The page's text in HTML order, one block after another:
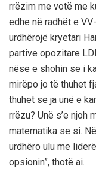
rrëzim me votë me
edhe në radhët e
urdhërojë kryetari
partive opozitare
nëse e shohin se i
mirëpo jo të thuhet
thuhet se ja unë e
rrëzu? Unë s’e njoh
matematika se si.
urdhëro ulu me
opsionin”, thotë ai.